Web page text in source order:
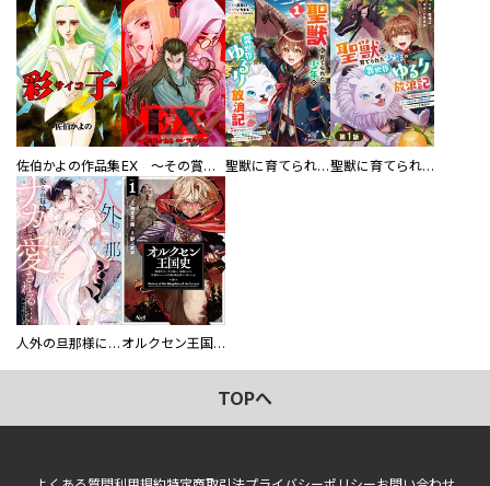
佐伯かよの作品集 EX ～その賞金稼ぎは、世界の出口を探す～【単行本版】 聖獣に育てられた少年の異世界ゆるり放浪記～神様からもらったチート魔法で、仲間たちとスローライフを満喫中～ 聖獣に育てられた少年の異世界ゆるり放浪記～神様からもらったチート魔法で、仲間たちとスローライフを満喫中～【分冊版】
人外の旦那様に娶られ毎晩ナカまで愛される…。アンソロジー オルクセン王国史
TOPへ